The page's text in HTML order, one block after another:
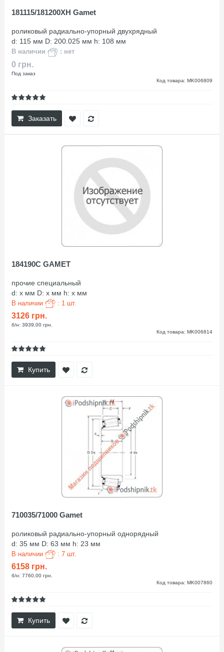
181115/181200XH Gamet
роликовый радиально-упорный двухрядный
d: 115 мм D: 200.025 мм h: 108 мм
В наличии : нет
0 грн.
Под заказ
Код товара: MK006809
Заказать
184190C GAMET
прочие специальный
d: x мм D: x мм h: x мм
В наличии : 1 шт.
3126 грн.
б/н: 3939,00 грн.
Код товара: MK006814
Купить
710035/71000 Gamet
роликовый радиально-упорный однорядный
d: 35 мм D: 63 мм h: 23 мм
В наличии : 7 шт.
6158 грн.
б/н: 7760,00 грн.
Код товара: MK007860
Купить